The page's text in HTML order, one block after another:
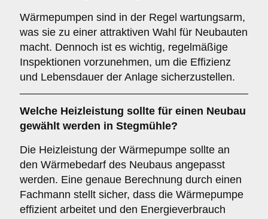
Wärmepumpen sind in der Regel wartungsarm,
was sie zu einer attraktiven Wahl für Neubauten
macht. Dennoch ist es wichtig, regelmäßige
Inspektionen vorzunehmen, um die Effizienz
und Lebensdauer der Anlage sicherzustellen.
Welche Heizleistung sollte für einen Neubau
gewählt werden in Stegmühle?
Die Heizleistung der Wärmepumpe sollte an
den Wärmebedarf des Neubaus angepasst
werden. Eine genaue Berechnung durch einen
Fachmann stellt sicher, dass die Wärmepumpe
effizient arbeitet und den Energieverbrauch